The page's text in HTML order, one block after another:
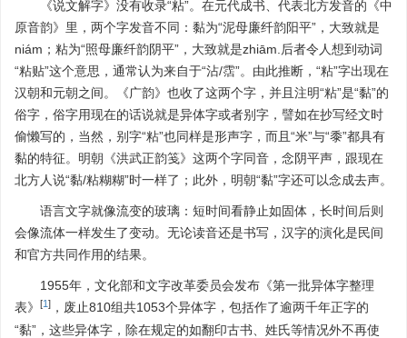
《说文解字》没有收录“粘”。在元代成书、代表北方发音的《中
原音韵》里，两个字发音不同：黏为“泥母廉纤韵阳平”，大致就是
niám；粘为“照母廉纤韵阴平”，大致就是zhiām.后者令人想到动词
“粘贴”这个意思，通常认为来自于“沾/霑”。由此推断，“粘”字出现在
汉朝和元朝之间。《广韵》也收了这两个字，并且注明“粘”是“黏”的
俗字，俗字用现在的话说就是异体字或者别字，譬如在抄写经文时
偷懒写的，当然，别字“粘”也同样是形声字，而且“米”与“黍”都具有
黏的特征。明朝《洪武正韵笺》这两个字同音，念阴平声，跟现在
北方人说“黏/粘糊糊”时一样了；此外，明朝“黏”字还可以念成去声。
语言文字就像流变的玻璃：短时间看静止如固体，长时间后则
会像流体一样发生了变动。无论读音还是书写，汉字的演化是民间
和官方共同作用的结果。
1955年，文化部和文字改革委员会发布《第一批异体字整理
表》
[1] ，废止810组共1053个异体字，包括作了逾两千年正字的
“黏”，这些异体字，除在规定的如翻印古书、姓氏等情况外不再使